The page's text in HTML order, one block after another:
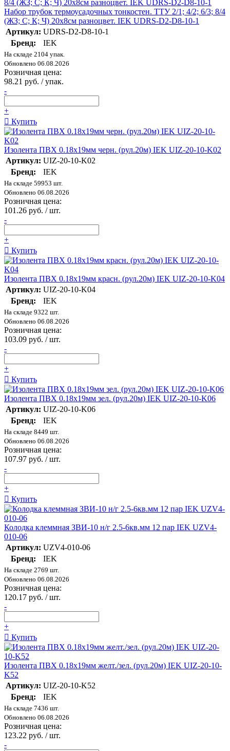
Набор трубок термоусадочных тонкостен. ТТУ 2/1; 4/2; 6/3; 8/4
(ЖЗ; С; К; Ч) 20х8см разноцвет. IEK UDRS-D2-D8-10-1
Артикул: UDRS-D2-D8-10-1
Бренд:
IEK
На складе 2104 упак.
Обновлено 06.08.2026
Розничная цена:
98.21 руб. / упак.
-
+
Купить
Изолента ПВХ 0.18х19мм черн. (рул.20м) IEK UIZ-20-10-K02
Артикул: UIZ-20-10-K02
Бренд:
IEK
На складе 59953 шт.
Обновлено 06.08.2026
Розничная цена:
101.26 руб. / шт.
-
+
Купить
Изолента ПВХ 0.18х19мм красн. (рул.20м) IEK UIZ-20-10-K04
Артикул: UIZ-20-10-K04
Бренд:
IEK
На складе 9322 шт.
Обновлено 06.08.2026
Розничная цена:
103.09 руб. / шт.
-
+
Купить
Изолента ПВХ 0.18х19мм зел. (рул.20м) IEK UIZ-20-10-K06
Артикул: UIZ-20-10-K06
Бренд:
IEK
На складе 8449 шт.
Обновлено 06.08.2026
Розничная цена:
107.97 руб. / шт.
-
+
Купить
Колодка клеммная ЗВИ-10 н/г 2.5-6кв.мм 12 пар IEK UZV4-
010-06
Артикул: UZV4-010-06
Бренд:
IEK
На складе 2769 шт.
Обновлено 06.08.2026
Розничная цена:
120.17 руб. / шт.
-
+
Купить
Изолента ПВХ 0.18х19мм желт./зел. (рул.20м) IEK UIZ-20-10-
K52
Артикул: UIZ-20-10-K52
Бренд:
IEK
На складе 7436 шт.
Обновлено 06.08.2026
Розничная цена:
123.22 руб. / шт.
-